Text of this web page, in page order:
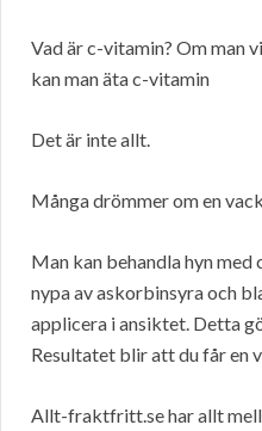
Vad är c-vitamin? Om man
kan man äta c-vitamin
Det är inte allt.
Många drömmer om en
Man kan behandla hyn
nypa av askorbinsyra och
applicera i ansiktet. Detta
Resultatet blir att du får en
Allt-fraktfritt.se har allt